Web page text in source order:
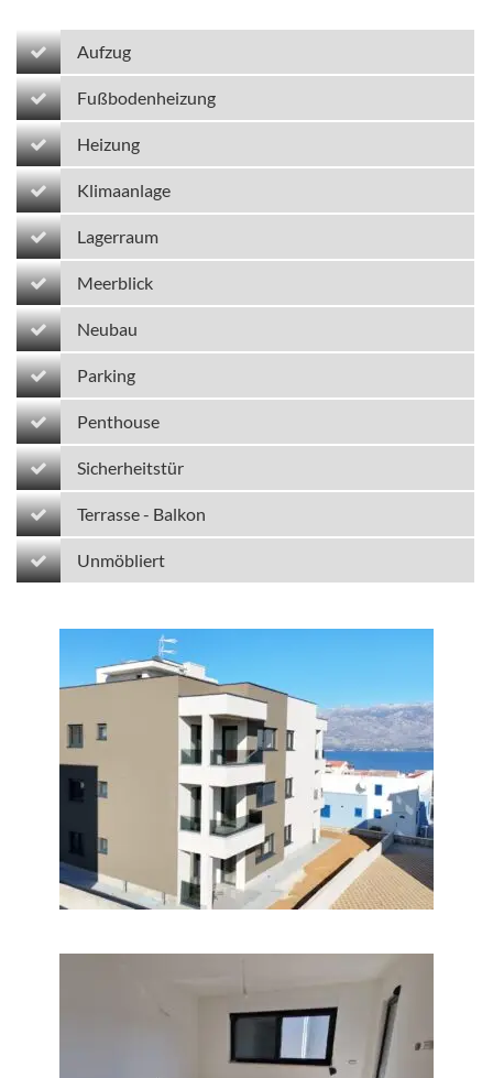
Aufzug
Fußbodenheizung
Heizung
Klimaanlage
Lagerraum
Meerblick
Neubau
Parking
Penthouse
Sicherheitstür
Terrasse - Balkon
Unmöbliert